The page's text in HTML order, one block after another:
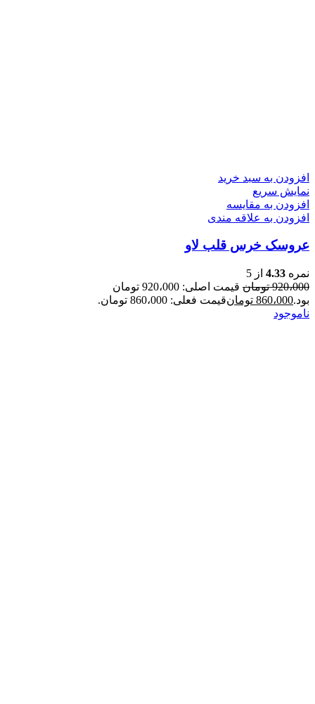
افزودن به سبد خرید
نمایش سریع
افزودن به مقایسه
افزودن به علاقه مندی
عروسک خرس قلب لاو
نمره 4.33 از 5
920،000 تومان
قیمت اصلی: 920،000 تومان
بود.860،000 تومانقیمت فعلی: 860،000 تومان.
ناموجود